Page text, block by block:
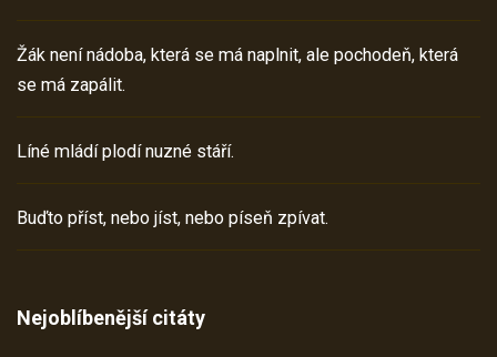
Žák není nádoba, která se má naplnit, ale pochodeň, která
se má zapálit.
Líné mládí plodí nuzné stáří.
Buďto příst, nebo jíst, nebo píseň zpívat.
Nejoblíbenější citáty